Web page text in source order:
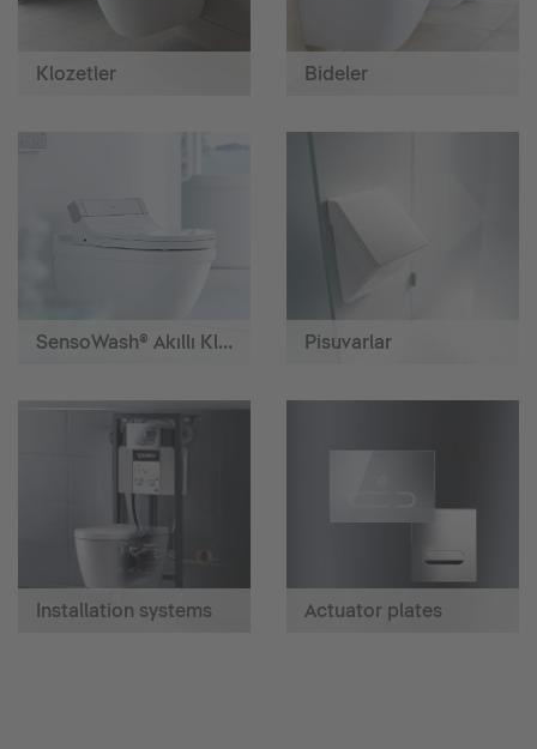
Klozetler Bideler
SensoWash® Akıllı Klozetler Pisuvarlar
Installation systems Actuator plates